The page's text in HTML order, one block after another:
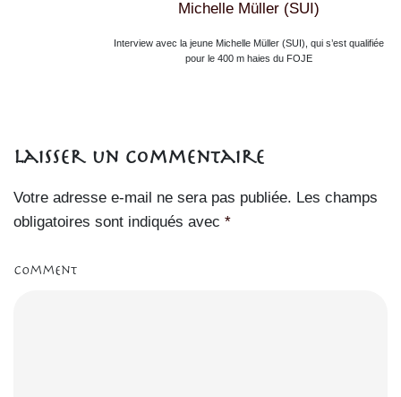
Interview avec la jeune Michelle Müller (SUI), qui s’est qualifiée
pour le 400 m haies du FOJE
Laisser un commentaire
Votre adresse e-mail ne sera pas publiée. Les champs
obligatoires sont indiqués avec *
Comment